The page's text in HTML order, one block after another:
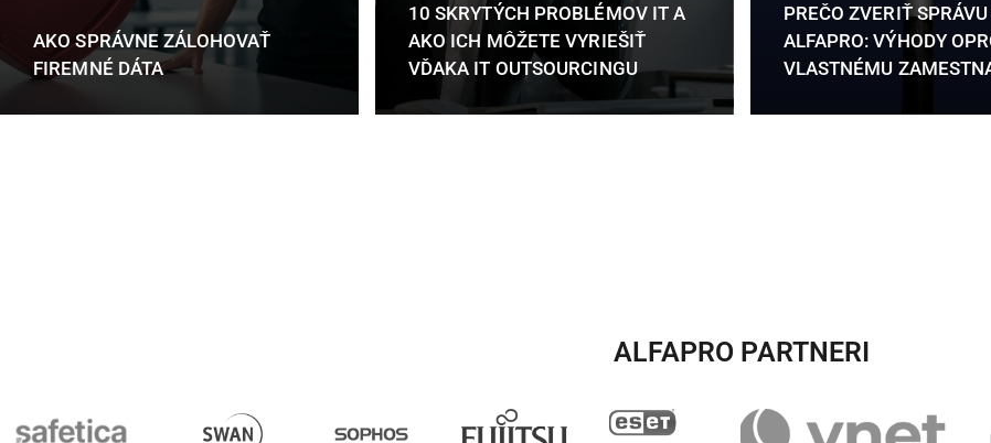
AKO SPRÁVNE ZÁLOHOVAŤ
FIREMNÉ DÁTA
10 SKRYTÝCH PROBLÉMOV IT A
AKO ICH MÔŽETE VYRIEŠIŤ
VĎAKA IT OUTSOURCINGU
PREČO ZVERIŤ
ALFAPRO: VÝHODY
VLASTNÉMU
ALFAPRO PARTNERI​